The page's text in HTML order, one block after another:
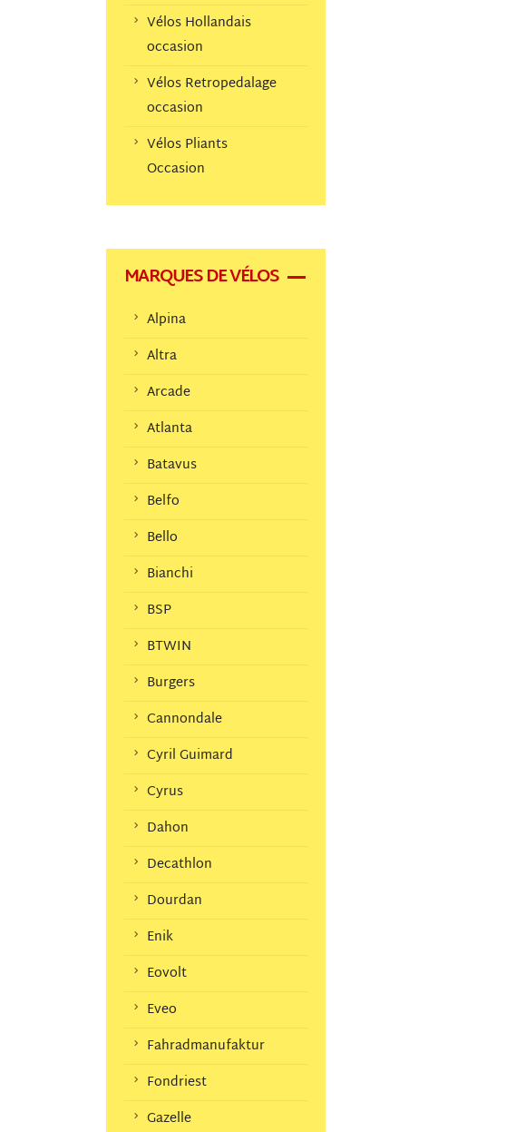
Vélos Hollandais
occasion
Vélos Retropedalage
occasion
Vélos Pliants
Occasion
MARQUES DE VÉLOS
Alpina
Altra
Arcade
Atlanta
Batavus
Belfo
Bello
Bianchi
BSP
BTWIN
Burgers
Cannondale
Cyril Guimard
Cyrus
Dahon
Decathlon
Dourdan
Enik
Eovolt
Eveo
Fahradmanufaktur
Fondriest
Gazelle